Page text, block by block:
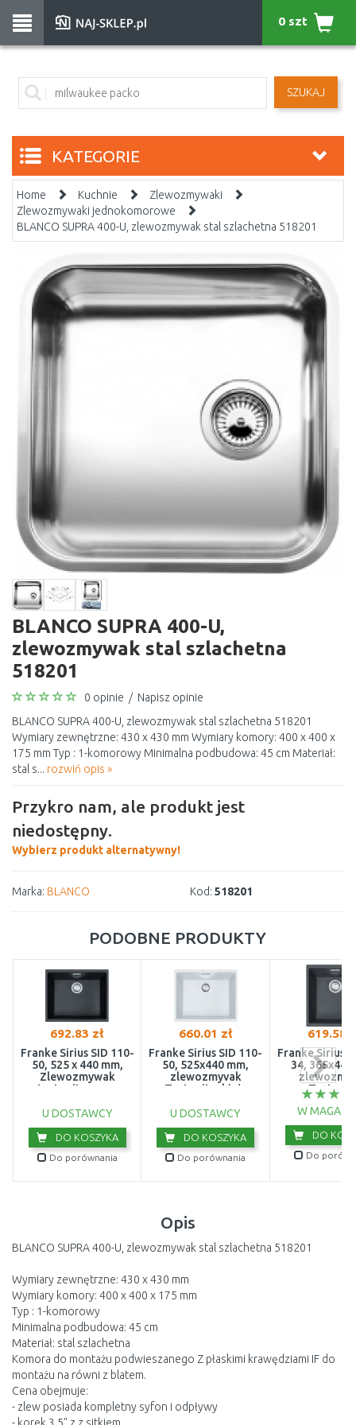
SZUKAJ
0 szt
KATEGORIE
Home Kuchnie
Zlewozmywaki
Zlewozmywaki jednokomorowe
BLANCO SUPRA 400-U, zlewozmywak stal szlachetna 518201
BLANCO SUPRA 400-U,
zlewozmywak stal szlachetna
518201
0 opinie / Napisz opinie
BLANCO SUPRA 400-U, zlewozmywak stal szlachetna 518201
Wymiary zewnętrzne: 430 x 430 mm Wymiary komory: 400 x 400 x
175 mm Typ : 1-komorowy Minimalna podbudowa: 45 cm Materiał:
stal s... rozwiń opis »
Przykro nam, ale produkt jest
niedostępny.
Wybierz produkt alternatywny!
Marka: BLANCO Kod: 518201
PODOBNE PRODUKTY
692.83 zł
Franke Sirius SID 110-
50, 525 x 440 mm,
Zlewozmywak
tectonite, onyx
U DOSTAWCY
DO KOSZYKA
Do porównania
660.01 zł
Franke Sirius SID 110-
50, 525x440 mm,
zlewozmyvak
Tectonite, biały
U DOSTAWCY
DO KOSZYKA
Do porównania
619.58
Franke Sirius
34, 365x440
W
DO
Do
Opis
BLANCO SUPRA 400-U, zlewozmywak stal szlachetna 518201
Wymiary zewnętrzne: 430 x 430 mm
Wymiary komory: 400 x 400 x 175 mm
Typ : 1-komorowy
Minimalna podbudowa: 45 cm
Materiał: stal szlachetna
Komora do montażu podwieszanego Z płaskimi krawędziami IF do
montażu na równi z blatem.
Cena obejmuje:
- zlew posiada kompletny syfon i odpływy